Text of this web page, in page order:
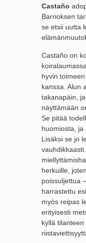
Castaño
Barrioksen
se etsii uutta
Castaño on
hyvin
kanssa. Alun
takanapäin,
näyttämään
Se pitää
huomiosta, ja
Lisäksi se jo
herkuille,
poissuljettua
harrastettu
myös reipas
erityisesti
kyllä